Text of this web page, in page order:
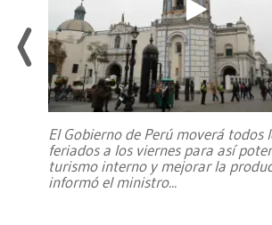
El Gobierno de Perú moverá todos
feriados a los viernes para así
turismo interno y mejorar la
informó el ministro...